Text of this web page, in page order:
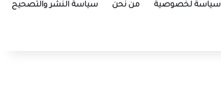
سياسة لخصوصية من نحن سياسة النشر والتصحيح